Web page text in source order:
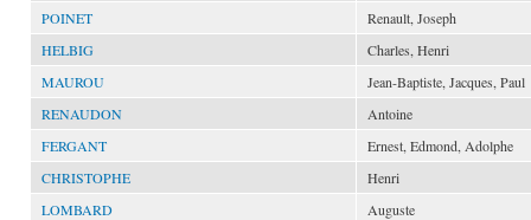
POINET
Renault, Joseph
HELBIG
Charles, Henri
MAUROU
Jean-Baptiste, Jacques, Paul
RENAUDON
Antoine
FERGANT
Ernest, Edmond, Adolphe
CHRISTOPHE
Henri
LOMBARD
Auguste